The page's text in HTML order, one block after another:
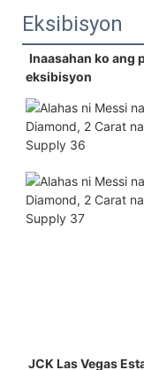
Eksibisyon
Inaasahan ko ang
eksibisyon